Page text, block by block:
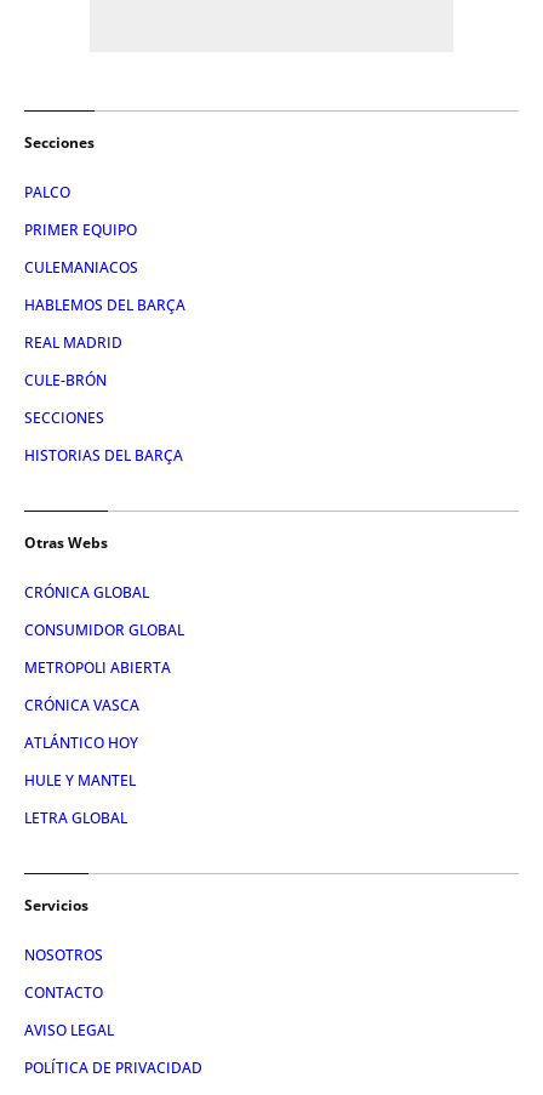
Secciones
PALCO
PRIMER EQUIPO
CULEMANIACOS
HABLEMOS DEL BARÇA
REAL MADRID
CULE-BRÓN
SECCIONES
HISTORIAS DEL BARÇA
Otras Webs
CRÓNICA GLOBAL
CONSUMIDOR GLOBAL
METROPOLI ABIERTA
CRÓNICA VASCA
ATLÁNTICO HOY
HULE Y MANTEL
LETRA GLOBAL
Servicios
NOSOTROS
CONTACTO
AVISO LEGAL
POLÍTICA DE PRIVACIDAD